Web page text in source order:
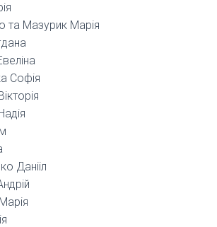
та Мазурик Марія
Софія
Данііл